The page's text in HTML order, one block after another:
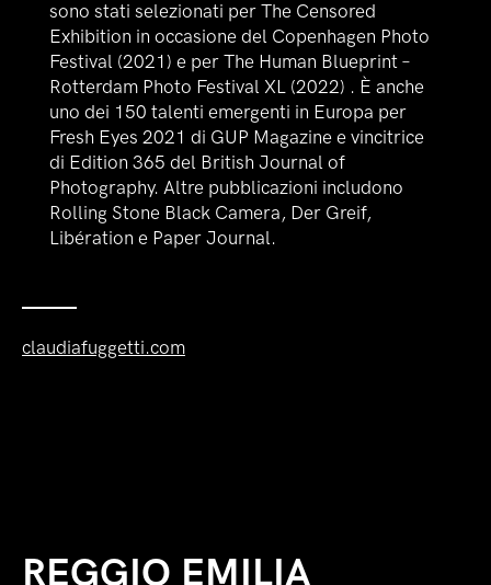
sono stati selezionati per The Censored
Exhibition in occasione del Copenhagen Photo
Festival (2021) e per The Human Blueprint –
Rotterdam Photo Festival XL (2022) . È anche
uno dei 150 talenti emergenti in Europa per
Fresh Eyes 2021 di GUP Magazine e vincitrice
di Edition 365 del British Journal of
Photography. Altre pubblicazioni includono
Rolling Stone Black Camera, Der Greif,
Libération e Paper Journal.
claudiafuggetti.com
REGGIO EMILIA